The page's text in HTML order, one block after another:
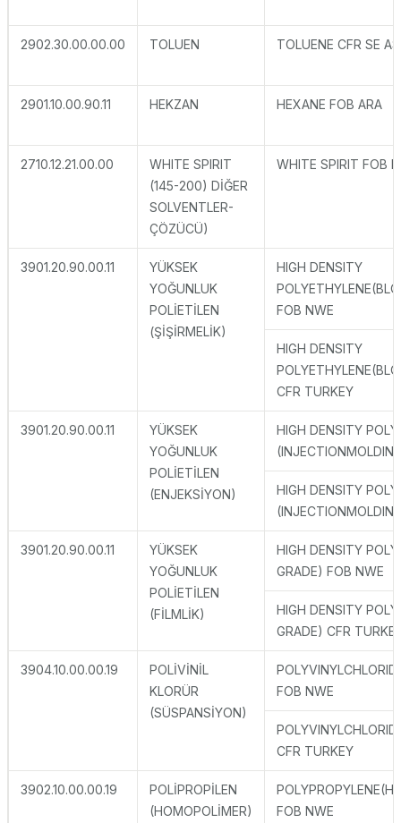
2902.30.00.00.00 TOLUEN TOLUENE CFR SE
2901.10.00.90.11 HEKZAN HEXANE FOB ARA
2710.12.21.00.00
WHITE SPIRIT
(145-200) DİĞER
SOLVENTLER-
ÇÖZÜCÜ)
WHITE SPIRIT FOB
3901.20.90.00.11
YÜKSEK
YOĞUNLUK
POLİETİLEN
(ŞİŞİRMELİK)
HIGH DENSITY
FOB NWE
HIGH DENSITY
CFR TURKEY
3901.20.90.00.11
YÜKSEK
YOĞUNLUK
POLİETİLEN
(ENJEKSİYON)
HIGH DENSITY
HIGH DENSITY
3901.20.90.00.11
YÜKSEK
YOĞUNLUK
POLİETİLEN
(FİLMLİK)
HIGH DENSITY
GRADE) FOB NWE
HIGH DENSITY
GRADE) CFR
3904.10.00.00.19
POLİVİNİL
KLORÜR
(SÜSPANSİYON)
FOB NWE
CFR TURKEY
3902.10.00.00.19
POLİPROPİLEN
(HOMOPOLİMER)
FOB NWE